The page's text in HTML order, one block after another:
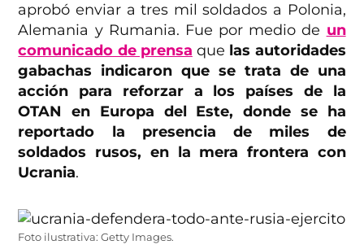
aprobó enviar a tres mil soldados a Polonia,
Alemania y Rumania. Fue por medio de un
comunicado de prensa que las autoridades
gabachas indicaron que se trata de una
acción para reforzar a los países de la
OTAN en Europa del Este, donde se ha
reportado la presencia de miles de
soldados rusos, en la mera frontera con
Ucrania.
Foto ilustrativa: Getty Images.